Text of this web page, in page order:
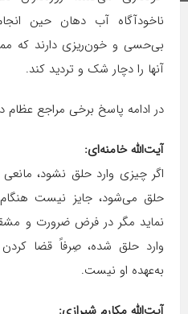
ناخودآگاه آب دهان حین
بی‌حسی و خون‌ریزی دارند که
آنها را دچار شک و تردید کند.
در ادامه پاسخ برخی مراجع عظام
آیت‌الله خامنه‌ای:
اگر چیزى وارد حلق نشود، مانعی
حلق می‌شود، جایز نیست هنگام
نماید مگر در فرض ضرورت و
وارد حلق شده، صِرفاً قضا
به‌عهده او نیست.